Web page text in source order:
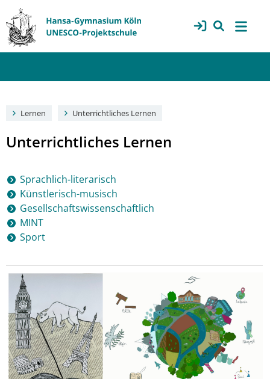
Lernen Unterrichtliches Lernen
Unterrichtliches Lernen
Sprachlich-literarisch
Künstlerisch-musisch
Gesellschaftswissenschaftlich
MINT
Sport